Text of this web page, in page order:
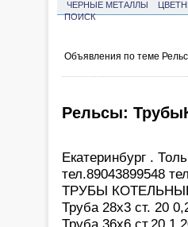
ЧЕРНЫЕ МЕТАЛЛЫ
ПОИСК
Объявления по теме
Рельсы:
Екатеринбург .
тел.89043899548
ТРУБЫ КОТЕЛЬНЫЕ
Труба 28х3 ст. 20
Труба 36х6 ст.20